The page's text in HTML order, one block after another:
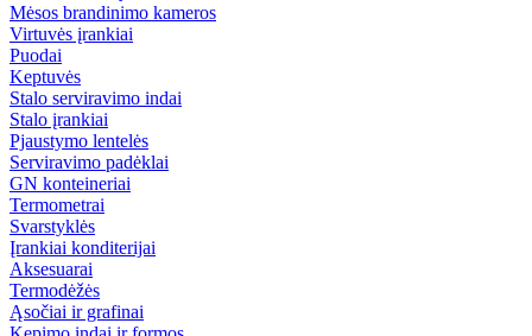
Mėsos brandinimo kameros
Virtuvės įrankiai
Puodai
Keptuvės
Stalo serviravimo indai
Stalo įrankiai
Pjaustymo lentelės
Serviravimo padėklai
GN konteineriai
Termometrai
Svarstyklės
Įrankiai konditerijai
Aksesuarai
Termodėžės
Ąsočiai ir grafinai